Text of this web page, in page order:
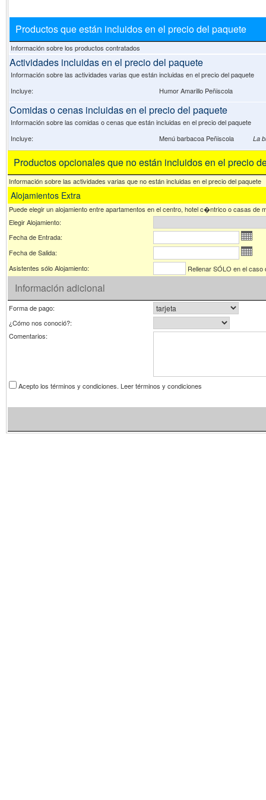
Productos que están incluidos en el precio del paquete
Información sobre los productos contratados
Actividades incluidas en el precio del paquete
Información sobre las actividades varias que están incluidas en el precio del paquete
Incluye:
Humor Amarillo Peñiscola
Comidas o cenas incluidas en el precio del paquete
Información sobre las comidas o cenas que están incluidas en el precio del paquete
Incluye:
Menú barbacoa Peñiscola La
Productos opcionales que no están incluidos en el precio
Información sobre las actividades varias que no están incluidas en el precio del paquete
Alojamientos Extra
Puede elegir un alojamiento entre apartamentos en el centro, hotel c�ntrico o casas de
Elegir Alojamiento:
Fecha de Entrada:
Fecha de Salida:
Asistentes sólo Alojamiento:
Rellenar SÓLO en el
Información adicional
Forma de pago:
¿Cómo nos conoció?:
Comentarios:
Acepto los términos y condiciones. Leer términos y condiciones